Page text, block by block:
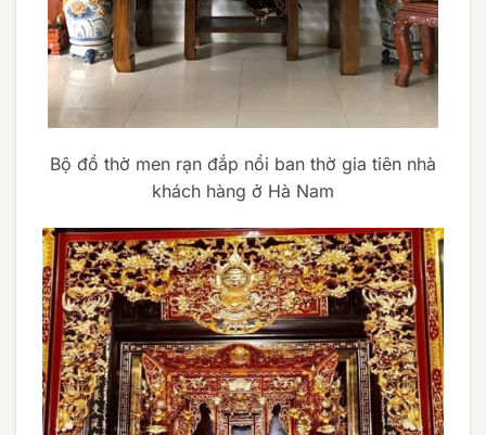
Bộ đồ thờ men rạn đắp nổi ban thờ gia tiên nhà
khách hàng ở Hà Nam